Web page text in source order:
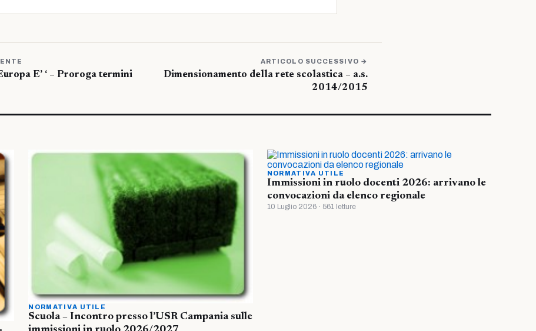
E’ ‘ – Proroga termini
ARTICOLO SUCCESSIVO →
Dimensionamento della rete scolastica – a.s.
2014/2015
NORMATIVA UTILE
Scuola – Incontro presso l’USR Campania sulle
NORMATIVA UTILE
Immissioni in ruolo docenti 2026: arrivano le
convocazioni da elenco regionale
10 Luglio 2026 · 561 letture